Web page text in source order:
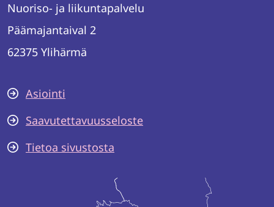
Nuoriso- ja liikuntapalvelu
Päämajantaival 2
62375 Ylihärmä
Asiointi
Saavutettavuusseloste
Tietoa sivustosta